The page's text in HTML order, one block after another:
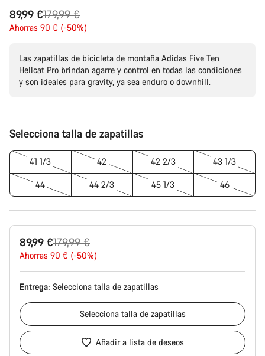
89,99 €
Precio
original
179,99 €
Ahorras 90 € (-50%)
Las zapatillas de bicicleta de montaña Adidas Five Ten
Hellcat Pro brindan agarre y control en todas las condiciones
y son ideales para gravity, ya sea enduro o downhill.
Configuración
producto
Selecciona talla de zapatillas
41 1/3 42 42 2/3 43 1/3
44 44 2/3 45 1/3 46
89,99 €
Precio
original
179,99 €
Ahorras 90 € (-50%)
Entrega: Selecciona talla de zapatillas
Selecciona talla de zapatillas
Añadir a lista de deseos